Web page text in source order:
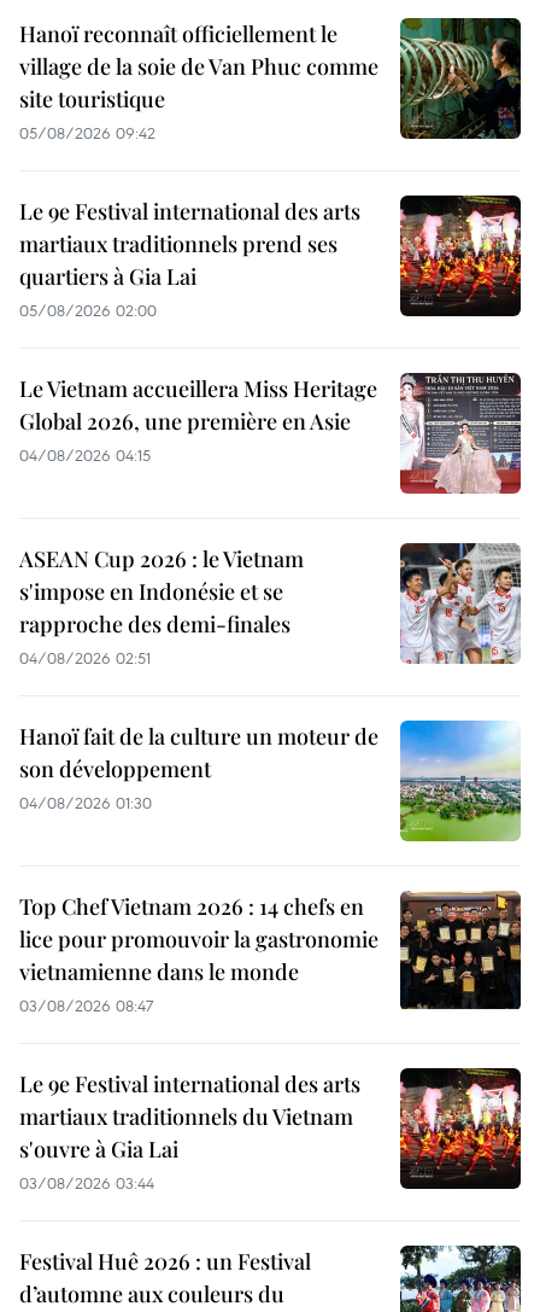
Hanoï reconnaît officiellement le
village de la soie de Van Phuc comme
site touristique
05/08/2026 09:42
Le 9e Festival international des arts
martiaux traditionnels prend ses
quartiers à Gia Lai
05/08/2026 02:00
Le Vietnam accueillera Miss Heritage
Global 2026, une première en Asie
04/08/2026 04:15
ASEAN Cup 2026 : le Vietnam
s'impose en Indonésie et se
rapproche des demi-finales
04/08/2026 02:51
Hanoï fait de la culture un moteur de
son développement
04/08/2026 01:30
Top Chef Vietnam 2026 : 14 chefs en
lice pour promouvoir la gastronomie
vietnamienne dans le monde
03/08/2026 08:47
Le 9e Festival international des arts
martiaux traditionnels du Vietnam
s'ouvre à Gia Lai
03/08/2026 03:44
Festival Huê 2026 : un Festival
d’automne aux couleurs du